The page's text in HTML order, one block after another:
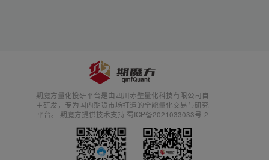
期魔方量化投研平台是由四川赤壁量化科技有限公司自
主研发，专为国内期货市场打造的全能量化交易与研究
平台。 期魔方提供技术支持 蜀ICP备2021033033号-2